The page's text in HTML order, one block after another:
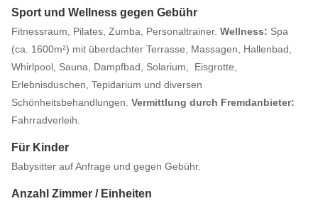
Sport und Wellness gegen Gebühr
Fitnessraum, Pilates, Zumba, Personaltrainer. Wellness: Spa
(ca. 1600m²) mit überdachter Terrasse, Massagen, Hallenbad,
Whirlpool, Sauna, Dampfbad, Solarium, Eisgrotte,
Erlebnisduschen, Tepidarium und diversen
Schönheitsbehandlungen. Vermittlung durch Fremdanbieter:
Fahrradverleih.
Für Kinder
Babysitter auf Anfrage und gegen Gebühr.
Anzahl Zimmer / Einheiten